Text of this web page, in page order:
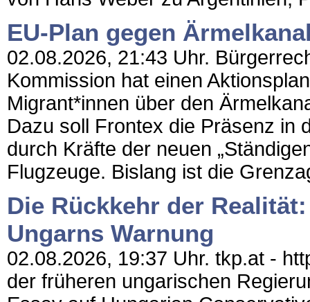
EU-Plan gegen
02.08.2026, 21:43 Uhr.
Kommission hat einen
Migrant*innen über den
Dazu soll Frontex die Präsenz in
durch Kräfte der neuen
Flugzeuge. Bislang ist die
Die Rückkehr der
Ungarns Warnung
02.08.2026, 19:37 Uhr. tkp.at -
der früheren ungarischen